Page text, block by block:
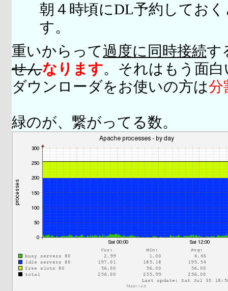
朝４時頃にDL予約してお
す。
重いからって過度に同時接続す
せんなります。それはもう面
ダウンローダをお使いの方は分
緑のが、繋がってる数。